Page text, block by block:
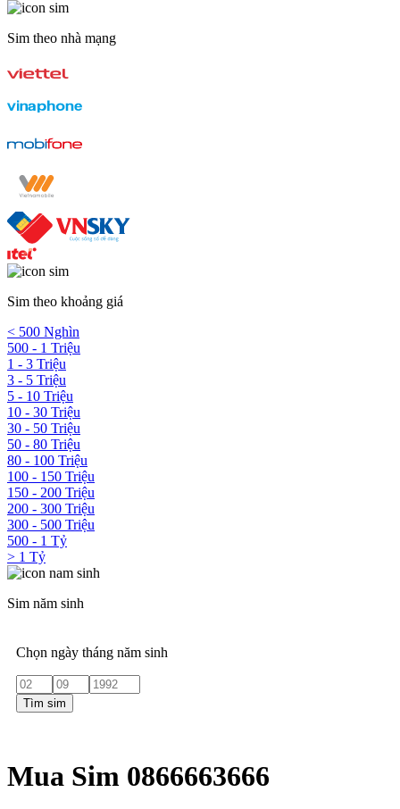
Sim theo nhà mạng
Sim theo khoảng giá
< 500 Nghìn
500 - 1 Triệu
1 - 3 Triệu
3 - 5 Triệu
5 - 10 Triệu
10 - 30 Triệu
30 - 50 Triệu
50 - 80 Triệu
80 - 100 Triệu
100 - 150 Triệu
150 - 200 Triệu
200 - 300 Triệu
300 - 500 Triệu
500 - 1 Tỷ
> 1 Tỷ
Sim năm sinh
Chọn ngày tháng năm sinh
Tìm sim
Mua Sim 0866663666